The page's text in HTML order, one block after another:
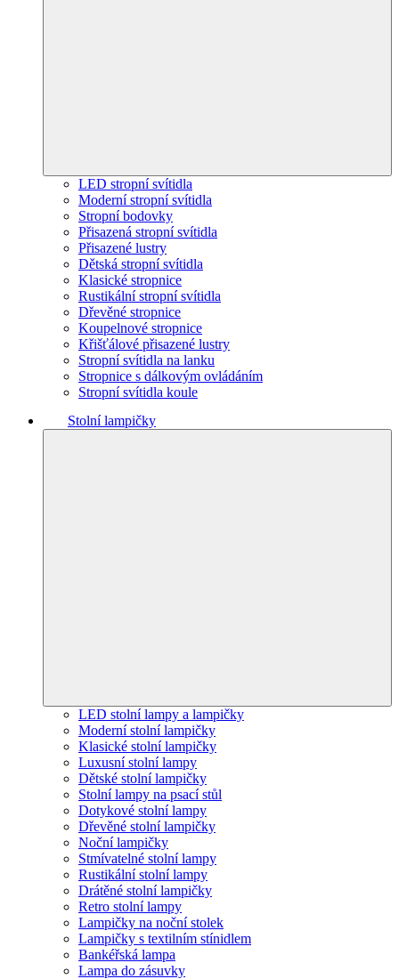
LED stropní svítidla
Moderní stropní svítidla
Stropní bodovky
Přisazená stropní svítidla
Přisazené lustry
Dětská stropní svítidla
Klasické stropnice
Rustikální stropní svítidla
Dřevěné stropnice
Koupelnové stropnice
Křišťálové přisazené lustry
Stropní svítidla na lanku
Stropnice s dálkovým ovládáním
Stropní svítidla koule
Stolní lampičky
LED stolní lampy a lampičky
Moderní stolní lampičky
Klasické stolní lampičky
Luxusní stolní lampy
Dětské stolní lampičky
Stolní lampy na psací stůl
Dotykové stolní lampy
Dřevěné stolní lampičky
Noční lampičky
Stmívatelné stolní lampy
Rustikální stolní lampy
Drátěné stolní lampičky
Retro stolní lampy
Lampičky na noční stolek
Lampičky s textilním stínidlem
Bankéřská lampa
Lampa do zásuvky